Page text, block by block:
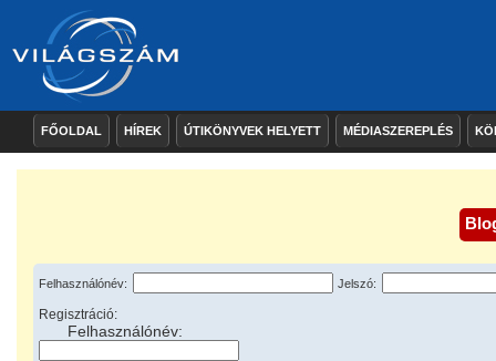
FŐOLDAL HÍREK ÚTIKÖNYVEK HELYETT MÉDIASZEREPLÉS
Felhasználónév: Jelszó:
Regisztráció:
Felhasználónév: